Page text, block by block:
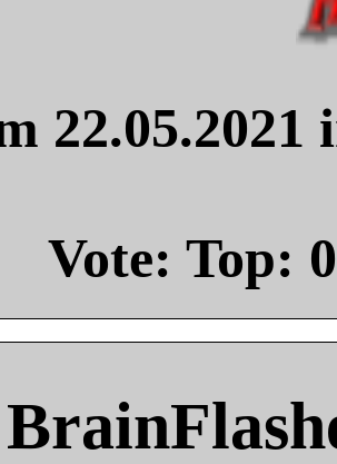
Vote: Top: 0